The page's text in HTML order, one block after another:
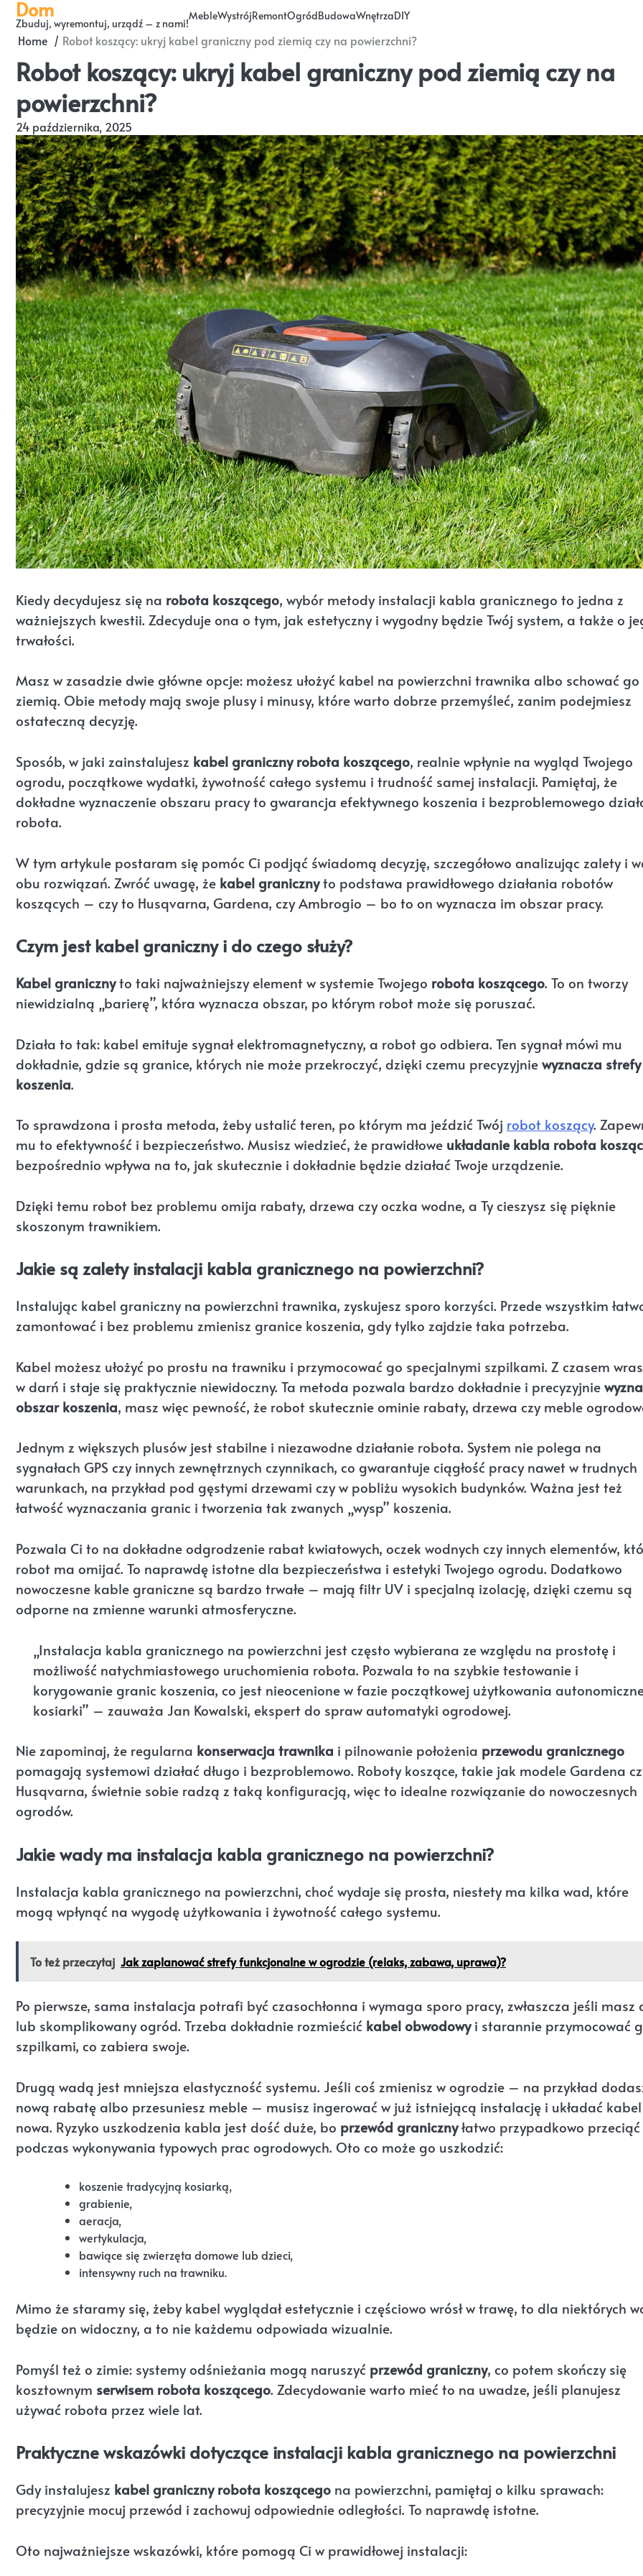
Skip
content
Dom
Zbuduj, wyremontuj, urządź – z nami!
MebleWystrójRemontOgródBudowaWnętrzaDIY
Home Robot koszący: ukryj kabel graniczny pod ziemią czy na powierzchni?
Robot koszący: ukryj kabel graniczny pod ziemią czy na
powierzchni?
24 października, 2025
Kiedy decydujesz się na robota koszącego, wybór metody instalacji kabla granicznego to jedna z
ważniejszych kwestii. Zdecyduje ona o tym, jak estetyczny i wygodny będzie Twój system, a także o
trwałości.
Masz w zasadzie dwie główne opcje: możesz ułożyć kabel na powierzchni trawnika albo schować
ziemią. Obie metody mają swoje plusy i minusy, które warto dobrze przemyśleć, zanim podejmiesz
ostateczną decyzję.
Sposób, w jaki zainstalujesz kabel graniczny robota koszącego, realnie wpłynie na wygląd Twojego
ogrodu, początkowe wydatki, żywotność całego systemu i trudność samej instalacji. Pamiętaj, że
dokładne wyznaczenie obszaru pracy to gwarancja efektywnego koszenia i bezproblemowego
robota.
W tym artykule postaram się pomóc Ci podjąć świadomą decyzję, szczegółowo analizując zalety i
obu rozwiązań. Zwróć uwagę, że kabel granicznyto podstawa prawidłowego działania robotów
koszących – czy to Husqvarna, Gardena, czy Ambrogio – bo to on wyznacza im obszar pracy.
Czym jest kabel graniczny i do czego służy?
Kabel granicznyto taki najważniejszy element w systemie Twojego robota koszącego. To on tworzy
niewidzialną „barierę”, która wyznacza obszar, po którym robot może się poruszać.
Działa to tak: kabel emituje sygnał elektromagnetyczny, a robot go odbiera. Ten sygnał mówi mu
dokładnie, gdzie są granice, których nie może przekroczyć, dzięki czemu precyzyjniewyznacza strefy
koszenia.
To sprawdzona i prosta metoda, żeby ustalić teren, po którym ma jeździć Twój robot koszący.
mu to efektywność i bezpieczeństwo. Musisz wiedzieć, że prawidłowe układanie kabla robota
bezpośrednio wpływa na to, jak skutecznie i dokładnie będzie działać Twoje urządzenie.
Dzięki temu robot bez problemu omija rabaty, drzewa czy oczka wodne, a Ty cieszysz się pięknie
skoszonym trawnikiem.
Jakie są zalety instalacji kabla granicznego na powierzchni?
Instalując kabel graniczny na powierzchni trawnika, zyskujesz sporo korzyści. Przede wszystkim
zamontować i bez problemu zmienisz granice koszenia, gdy tylko zajdzie taka potrzeba.
Kabel możesz ułożyć po prostu na trawniku i przymocować go specjalnymi szpilkami. Z czasem
w darń i staje się praktycznie niewidoczny. Ta metoda pozwala bardzo dokładnie i precyzyjnie
obszar koszenia, masz więc pewność, że robot skutecznie ominie rabaty, drzewa czy meble
Jednym z większych plusów jest stabilne i niezawodne działanie robota. System nie polega na
sygnałach GPS czy innych zewnętrznych czynnikach, co gwarantuje ciągłość pracy nawet w trudnych
warunkach, na przykład pod gęstymi drzewami czy w pobliżu wysokich budynków. Ważna jest też
łatwość wyznaczania granic i tworzenia tak zwanych „wysp” koszenia.
Pozwala Ci to na dokładne odgrodzenie rabat kwiatowych, oczek wodnych czy innych elementów,
robot ma omijać. To naprawdę istotne dla bezpieczeństwa i estetyki Twojego ogrodu. Dodatkowo
nowoczesne kable graniczne są bardzo trwałe – mają filtr UV i specjalną izolację, dzięki czemu są
odporne na zmienne warunki atmosferyczne.
„Instalacja kabla granicznego na powierzchni jest często wybierana ze względu na prostotę i
możliwość natychmiastowego uruchomienia robota. Pozwala to na szybkie testowanie i
korygowanie granic koszenia, co jest nieocenione w fazie początkowej użytkowania
kosiarki” – zauważa Jan Kowalski, ekspert do spraw automatyki ogrodowej.
Nie zapominaj, że regularna konserwacja trawnika i pilnowanie położenia przewodu granicznego
pomagają systemowi działać długo i bezproblemowo. Roboty koszące, takie jak modele Gardena
Husqvarna, świetnie sobie radzą z taką konfiguracją, więc to idealne rozwiązanie do nowoczesnych
ogrodów.
Jakie wady ma instalacja kabla granicznego na powierzchni?
Instalacja kabla granicznego na powierzchni, choć wydaje się prosta, niestety ma kilka wad, które
mogą wpłynąć na wygodę użytkowania i żywotność całego systemu.
To też przeczytaj Jak zaplanować strefy funkcjonalne w ogrodzie (relaks, zabawa, uprawa)?
Po pierwsze, sama instalacja potrafi być czasochłonna i wymaga sporo pracy, zwłaszcza jeśli masz
lub skomplikowany ogród. Trzeba dokładnie rozmieścić kabel obwodowyi starannie przymocować
szpilkami, co zabiera swoje.
Drugą wadą jest mniejsza elastyczność systemu. Jeśli coś zmienisz w ogrodzie – na przykład
nową rabatę albo przesuniesz meble – musisz ingerować w już istniejącą instalację i układać
nowa. Ryzyko uszkodzenia kabla jest dość duże, bo przewód granicznyłatwo przypadkowo przeciąć
podczas wykonywania typowych prac ogrodowych. Oto co może go uszkodzić:
koszenie tradycyjną kosiarką,
grabienie,
aeracja,
wertykulacja,
bawiące się zwierzęta domowe lub dzieci,
intensywny ruch na trawniku.
Mimo że staramy się, żeby kabel wyglądał estetycznie i częściowo wrósł w trawę, to dla niektórych
będzie on widoczny, a to nie każdemu odpowiada wizualnie.
Pomyśl też o zimie: systemy odśnieżania mogą naruszyć przewód graniczny, co potem skończy się
kosztownym serwisem robota koszącego. Zdecydowanie warto mieć to na uwadze, jeśli planujesz
używać robota przez wiele lat.
Praktyczne wskazówki dotyczące instalacji kabla granicznego na powierzchni
Gdy instalujesz kabel graniczny robota koszącego na powierzchni, pamiętaj o kilku sprawach:
precyzyjnie mocuj przewód i zachowuj odpowiednie odległości. To naprawdę istotne.
Oto najważniejsze wskazówki, które pomogą Ci w prawidłowej instalacji: